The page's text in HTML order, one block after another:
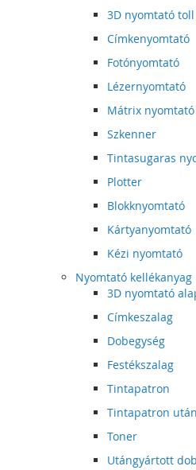
3D nyomtató toll
Címkenyomtató
Fotónyomtató
Lézernyomtató
Mátrix nyomtató
Szkenner
Tintasugaras
Plotter
Blokknyomtató
Kártyanyomtató
Kézi nyomtató
Nyomtató kellékanyag
3D nyomtató
Címkeszalag
Dobegység
Festékszalag
Tintapatron
Tintapatron
Toner
Utángyártott